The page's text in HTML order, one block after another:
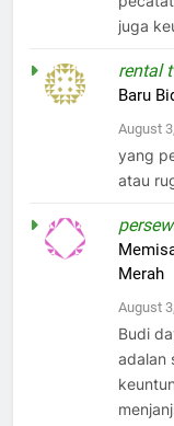
juga
rental
Baru
August
yang
atau
Merah
August
Budi
adalan